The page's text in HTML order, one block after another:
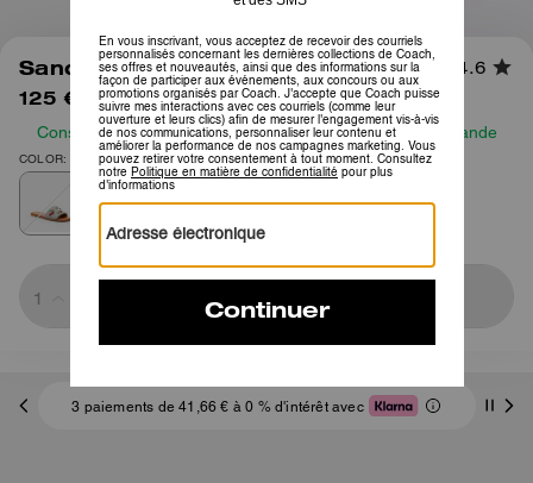
1/6
Sandale Holly Cerises 4.6
125 € 195 €
Consultez notre guide des tailles avant de passer commande
COLOR: Denim Multi
Sold Out
3 paiements de 41,66 € à 0 % d'intérêt avec